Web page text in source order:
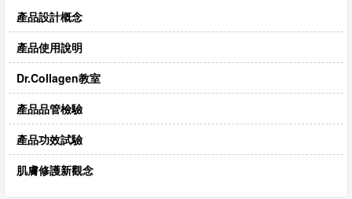
資
訊
園
地
購
產品設計概念
產品使用說明
Dr.Collagen教室
產品品管檢驗
產品功效試驗
肌膚修護新觀念